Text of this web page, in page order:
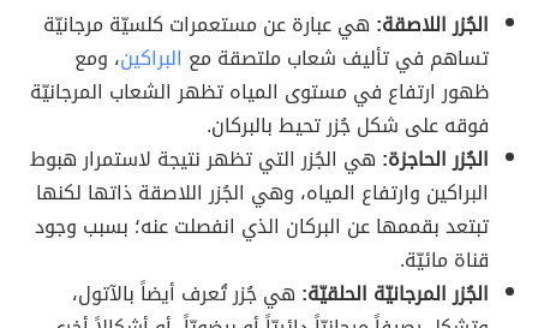
الجُزر اللاصقة: هي عبارة عن مستعمرات كلسيّة مرجانيّة
تساهم في تأليف شعاب ملتصقة مع البراكين، ومع
ظهور ارتفاع في مستوى المياه تظهر الشعاب المرجانيّة
فوقه على شكل جُزر تحيط بالبركان.
الجُزر الحاجزة: هي الجُزر التي تظهر نتيجة لاستمرار هبوط
البراكين وارتفاع المياه، وهي الجُزر اللاصقة ذاتها لكنها
تبتعد بقممها عن البركان الذي انفصلت عنه؛ بسبب وجود
قناة مائيّة.
الجُزر المرجانيّة الحلقيّة: هي جُزر تُعرف أيضاً بالآتول،